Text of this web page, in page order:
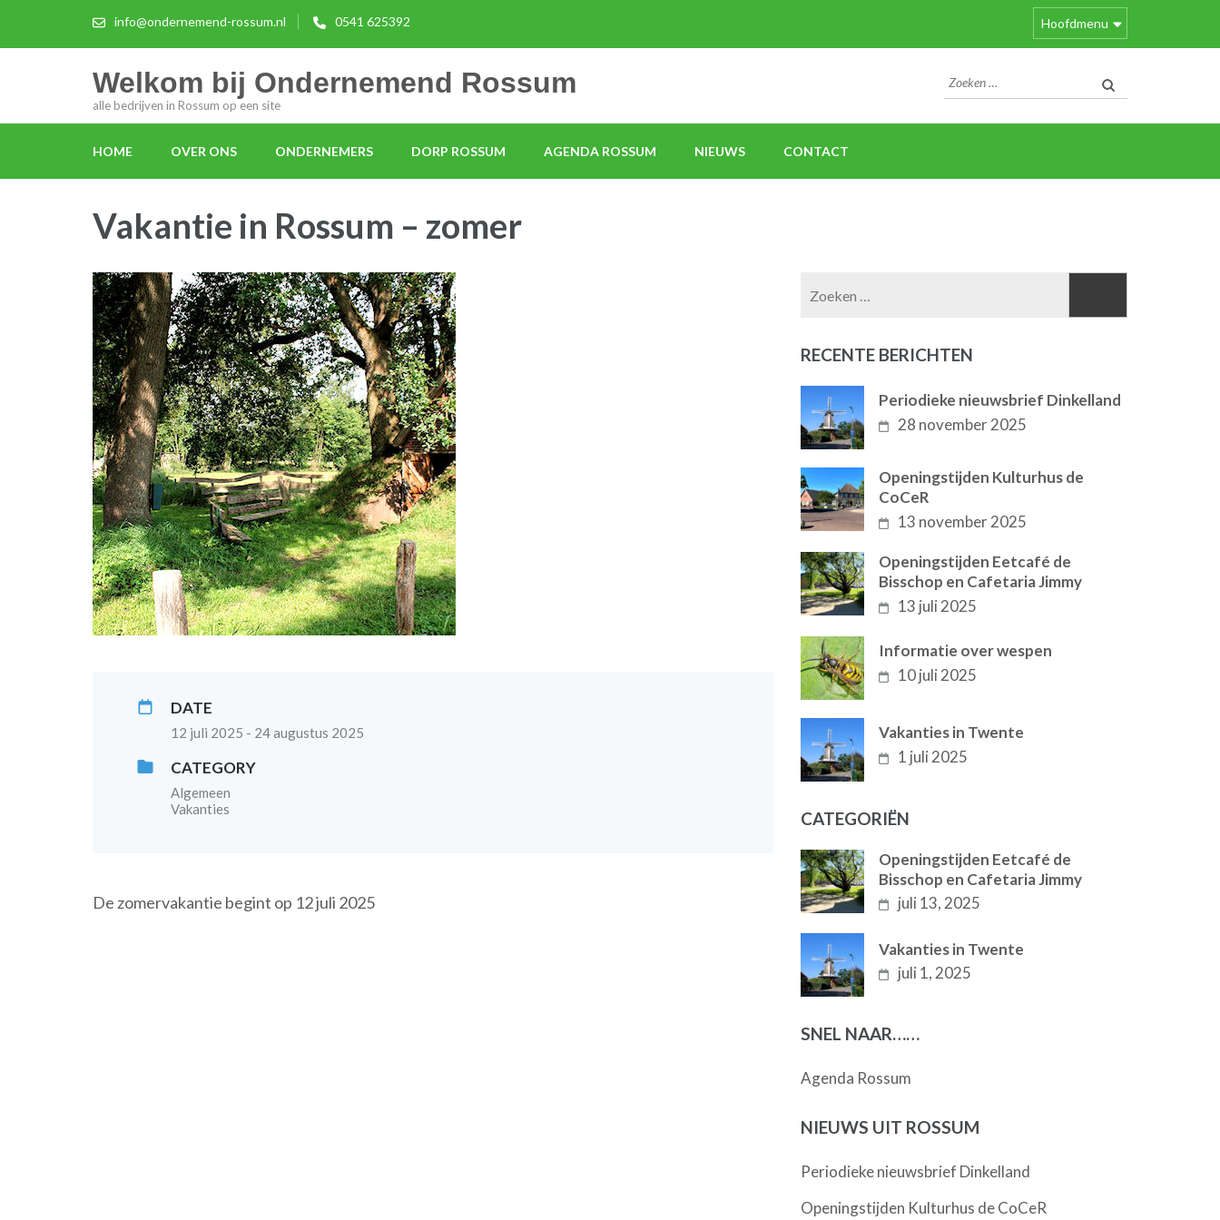
info@ondernemend-rossum.nl 0541 625392 Hoofdmenu
Welkom bij Ondernemend Rossum
alle bedrijven in Rossum op een site
Zoeken
naar:
HOME OVER ONS ONDERNEMERS DORP ROSSUM AGENDA ROSSUM NIEUWS CONTACT
Vakantie in Rossum – zomer
DATE
12 juli 2025 - 24 augustus 2025
CATEGORY
Algemeen
Vakanties
De zomervakantie begint op 12 juli 2025
RECENTE BERICHTEN
Periodieke nieuwsbrief Dinkelland
28 november 2025
Openingstijden Kulturhus de
CoCeR
13 november 2025
Openingstijden Eetcafé de
Bisschop en Cafetaria Jimmy
13 juli 2025
Informatie over wespen
10 juli 2025
Vakanties in Twente
1 juli 2025
CATEGORIËN
Openingstijden Eetcafé de
Bisschop en Cafetaria Jimmy
juli 13, 2025
Vakanties in Twente
juli 1, 2025
SNEL NAAR……
Agenda Rossum
NIEUWS UIT ROSSUM
Periodieke nieuwsbrief Dinkelland
Openingstijden Kulturhus de CoCeR